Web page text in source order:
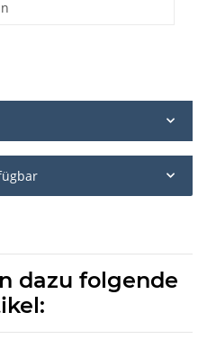
dazu folgende